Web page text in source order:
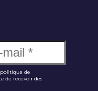
de
de recevoir des